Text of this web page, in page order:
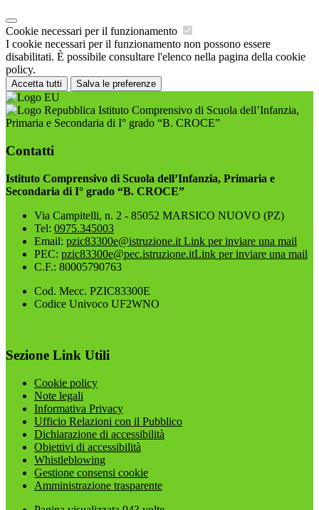
Cookie necessari per il funzionamento
I cookie necessari per il funzionamento non possono essere
disabilitati. È possibile consultare l'elenco nella pagina della cookie
policy.
Accetta tutti Salva le preferenze
Istituto Comprensivo di Scuola dell’Infanzia,
Primaria e Secondaria di I° grado “B. CROCE”
Contatti
Istituto Comprensivo di Scuola dell’Infanzia, Primaria e
Secondaria di I° grado “B. CROCE”
Via Campitelli, n. 2 - 85052 MARSICO NUOVO (PZ)
Tel: 0975.345003
Email: pzic83300e@istruzione.it Link per inviare una mail
PEC: pzic83300e@pec.istruzione.itLink per inviare una mail
C.F.: 80005790763
Cod. Mecc. PZIC83300E
Codice Univoco UF2WNO
Sezione Link Utili
Cookie policy
Note legali
Informativa Privacy
Ufficio Relazioni con il Pubblico
Dichiarazione di accessibilità
Obiettivi di accessibilità
Whistleblowing
Gestione consensi cookie
Amministrazione trasparente